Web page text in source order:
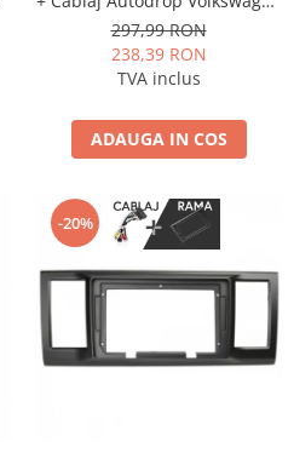
Touareg (2002-2010) pentru
Navigatie Multimedia Android
9 inch
297,99 RON
238,39 RON
TVA inclus
ADAUGA IN COS
-20%